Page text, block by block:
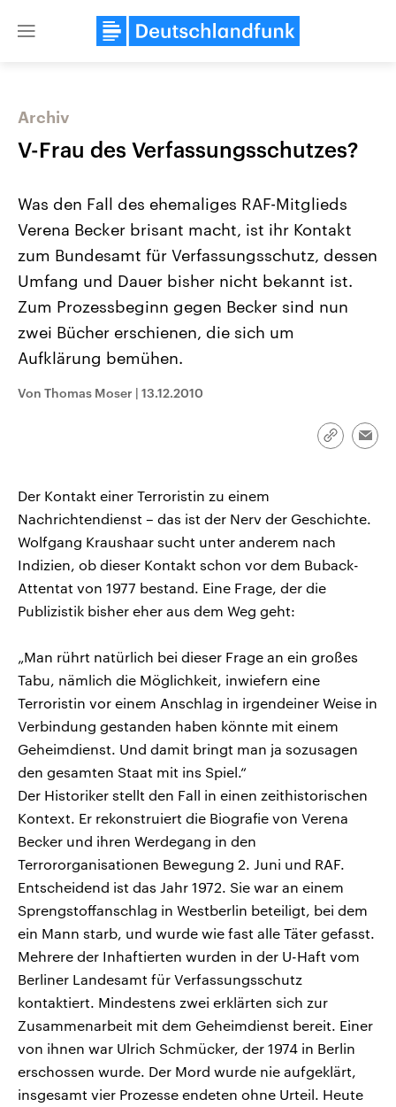
Close
Landtagswahl Sachsen-Anhalt
Alle Informationen
Sachsen-Anhalt wählt am 6.
September 2026 einen neuen
Bundesland von einer Koalition aus
USA
Aktuelle Beiträge,
Hintergründe
Audio-Archiv
Archiv
V-Frau des Verfassungsschutzes?
Was den Fall des ehemaliges RAF-Mitglieds
Verena Becker brisant macht, ist ihr Kontakt
zum Bundesamt für Verfassungsschutz, dessen
Umfang und Dauer bisher nicht bekannt ist.
Zum Prozessbeginn gegen Becker sind nun
zwei Bücher erschienen, die sich um
Aufklärung bemühen.
Von Thomas Moser | 13.12.2010
Link
Der Kontakt einer Terroristin zu einem
Nachrichtendienst – das ist der Nerv der Geschichte.
Wolfgang Kraushaar sucht unter anderem nach
Indizien, ob dieser Kontakt schon vor dem Buback-
Attentat von 1977 bestand. Eine Frage, der die
Publizistik bisher eher aus dem Weg geht:
„Man rührt natürlich bei dieser Frage an ein großes
Tabu, nämlich die Möglichkeit, inwiefern eine
Terroristin vor einem Anschlag in irgendeiner Weise in
Verbindung gestanden haben könnte mit einem
Geheimdienst. Und damit bringt man ja sozusagen
den gesamten Staat mit ins Spiel.“
Der Historiker stellt den Fall in einen zeithistorischen
Kontext. Er rekonstruiert die Biografie von Verena
Becker und ihren Werdegang in den
Terrororganisationen Bewegung 2. Juni und RAF.
Entscheidend ist das Jahr 1972. Sie war an einem
Sprengstoffanschlag in Westberlin beteiligt, bei dem
ein Mann starb, und wurde wie fast alle Täter gefasst.
Mehrere der Inhaftierten wurden in der U-Haft vom
Berliner Landesamt für Verfassungsschutz
kontaktiert. Mindestens zwei erklärten sich zur
Zusammenarbeit mit dem Geheimdienst bereit. Einer
von ihnen war Ulrich Schmücker, der 1974 in Berlin
erschossen wurde. Der Mord wurde nie aufgeklärt,
insgesamt vier Prozesse endeten ohne Urteil. Heute